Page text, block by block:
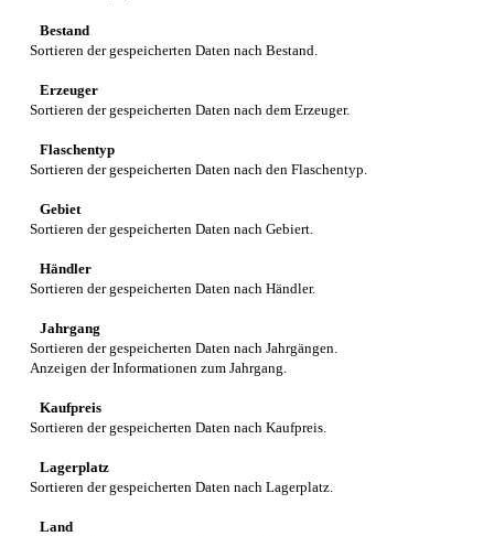
Bestand
Sortieren der gespeicherten Daten nach Bestand.
Erzeuger
Sortieren der gespeicherten Daten nach dem Erzeuger.
Flaschentyp
Sortieren der gespeicherten Daten nach den Flaschentyp.
Gebiet
Sortieren der gespeicherten Daten nach Gebiert.
Händler
Sortieren der gespeicherten Daten nach Händler.
Jahrgang
Sortieren der gespeicherten Daten nach Jahrgängen.
Anzeigen der Informationen zum Jahrgang.
Kaufpreis
Sortieren der gespeicherten Daten nach Kaufpreis.
Lagerplatz
Sortieren der gespeicherten Daten nach Lagerplatz.
Land